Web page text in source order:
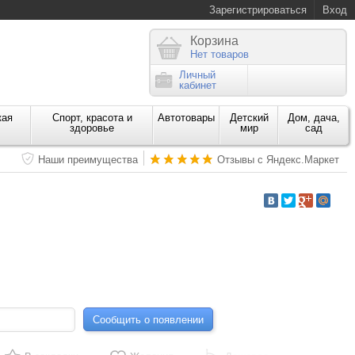
Зарегистрироваться Вход
Корзина
Нет товаров
Личный
кабинет
Спорт, красота и
здоровье
Автотовары
Детский
мир
Дом, дача,
сад
Наши преимущества Отзывы с Яндекс.Маркет
Сообщить о появлении